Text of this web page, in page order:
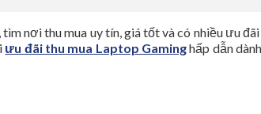
nơi thu mua uy tín, giá tốt và có nhiều ưu
ưu đãi thu mua Laptop Gaminghấp dẫn